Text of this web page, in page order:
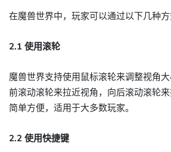
在魔兽世界中，玩家可以通过以下几种方
2.1 使用滚轮
魔兽世界支持使用鼠标滚轮来调整视角
前滚动滚轮来拉近视角，向后滚动滚轮
简单方便，适用于大多数玩家。
2.2 使用快捷键